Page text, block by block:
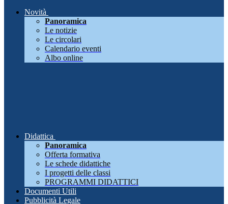
Novità
Panoramica
Le notizie
Le circolari
Calendario eventi
Albo online
Didattica
Panoramica
Offerta formativa
Le schede didattiche
I progetti delle classi
PROGRAMMI DIDATTICI
Documenti Utili
Pubblicità Legale